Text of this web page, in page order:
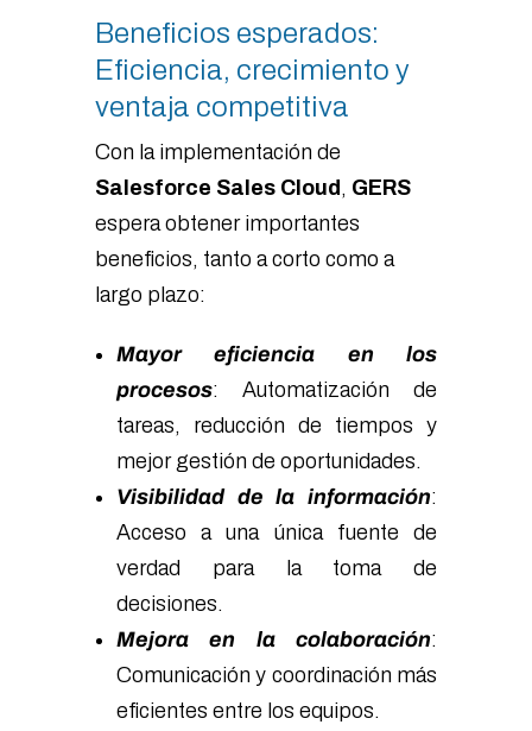
Beneficios esperados:
Eficiencia, crecimiento y
ventaja competitiva
Con la implementación de
Salesforce Sales Cloud, GERS
espera obtener importantes
beneficios, tanto a corto como a
largo plazo:
Mayor eficiencia en los
procesos: Automatización de
tareas, reducción de tiempos y
mejor gestión de oportunidades.
Visibilidad de la información:
Acceso a una única fuente de
verdad para la toma de
decisiones.
Mejora en la colaboración:
Comunicación y coordinación más
eficientes entre los equipos.